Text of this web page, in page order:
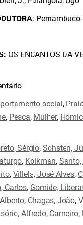
OS ENCANTOS DA
social, Praia
, Pesca, Mulher,
Sérgio,Sohsten,
, Kolkman,
,Villela, José Alves,
Carlos, Gomide,
, Chagas, João,
Alfredo, Carneiro,